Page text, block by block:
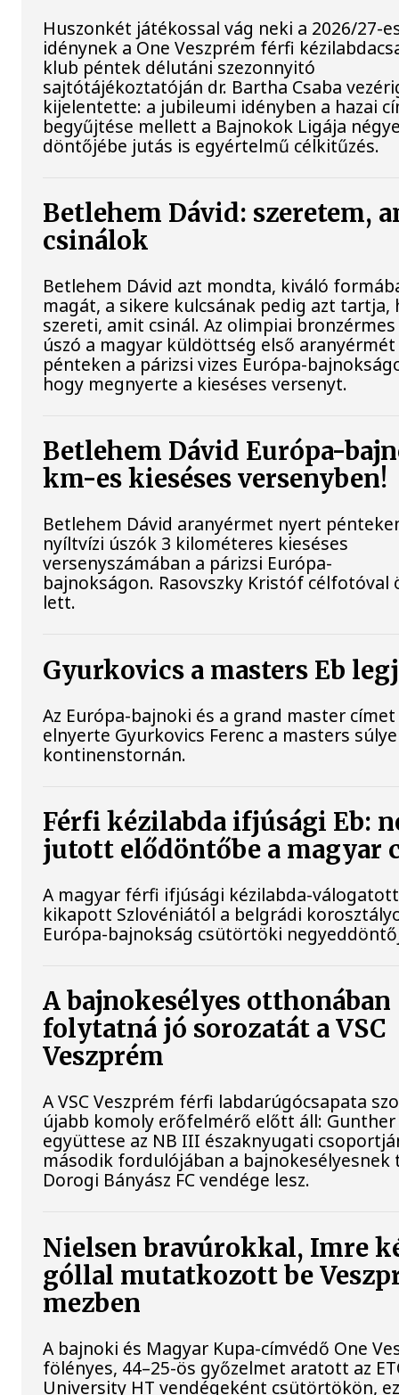
Huszonkét játékossal vág neki a 2026/27-
idénynek a One Veszprém férfi
klub péntek délutáni szezonnyitó
sajtótájékoztatóján dr. Bartha Csaba
kijelentette: a jubileumi idényben a hazai
begyűjtése mellett a Bajnokok Ligája
döntőjébe jutás is egyértelmű célkitűzés.
Betlehem Dávid: szeretem,
csinálok
Betlehem Dávid azt mondta, kiváló
magát, a sikere kulcsának pedig azt tartja,
szereti, amit csinál. Az olimpiai
úszó a magyar küldöttség első
pénteken a párizsi vizes Európa-
hogy megnyerte a kieséses versenyt.
Betlehem Dávid Európa-
km-es kieséses versenyben!
Betlehem Dávid aranyérmet nyert
nyíltvízi úszók 3 kilométeres kieséses
versenyszámában a párizsi Európa-
bajnokságon. Rasovszky Kristóf célfotóval
lett.
Gyurkovics a masters Eb
Az Európa-bajnoki és a grand master
elnyerte Gyurkovics Ferenc a masters
kontinenstornán.
Férfi kézilabda ifjúsági Eb:
jutott elődöntőbe a magyar
A magyar férfi ifjúsági kézilabda-
kikapott Szlovéniától a belgrádi
Európa-bajnokság csütörtöki
A bajnokesélyes otthonában
folytatná jó sorozatát a VSC
Veszprém
A VSC Veszprém férfi labdarúgócsapata
újabb komoly erőfelmérő előtt áll:
együttese az NB III északnyugati
második fordulójában a
Dorogi Bányász FC vendége lesz.
Nielsen bravúrokkal, Imre
góllal mutatkozott be
mezben
A bajnoki és Magyar Kupa-címvédő One
fölényes, 44–25-ös győzelmet aratott az
University HT vendégeként csütörtökön,